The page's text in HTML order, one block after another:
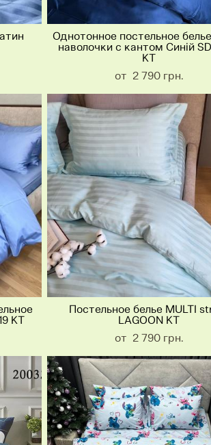
Однотонное постельное
наволочки с кантом Синій
KT
от 2 790 грн.
KT
Постельное белье MULTI
LAGOON KT
от 2 790 грн.